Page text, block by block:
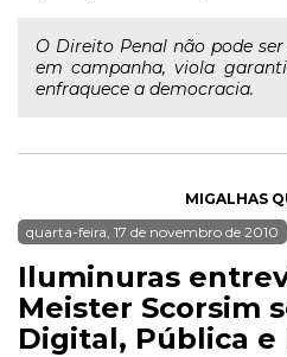
O Direito Penal não pode
em campanha, viola
enfraquece a democracia.
MIGALHAS
quarta-feira, 17 de novembro de 2010
Iluminuras
Meister Scorsim
Digital, Pública e